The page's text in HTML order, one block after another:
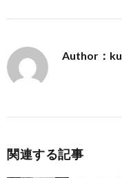
Author：
関連する記事